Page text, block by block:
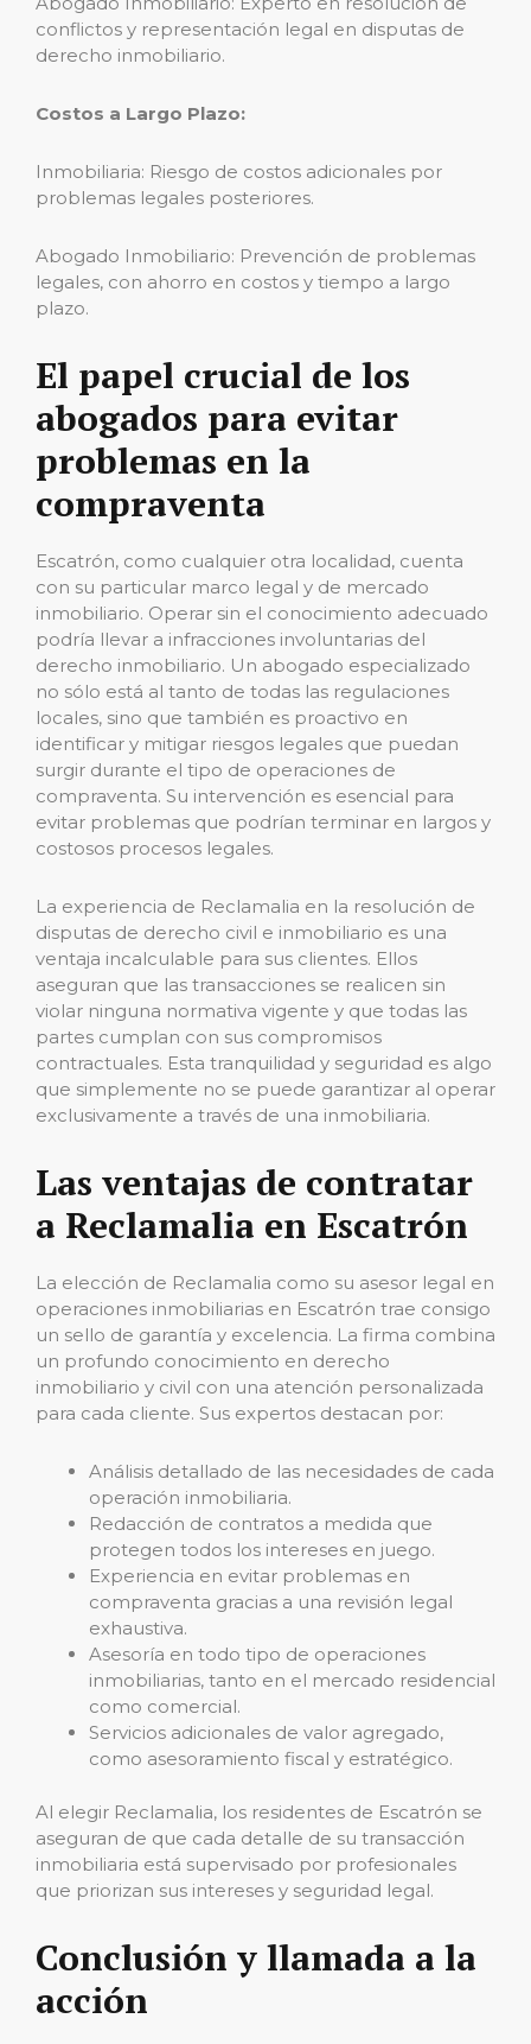
conflictos y representación legal en disputas de
derecho inmobiliario.
Costos a Largo Plazo:
Inmobiliaria: Riesgo de costos adicionales por
problemas legales posteriores.
Abogado Inmobiliario: Prevención de problemas
legales, con ahorro en costos y tiempo a largo
plazo.
El papel crucial de los
abogados para evitar
problemas en la
compraventa
Escatrón, como cualquier otra localidad, cuenta
con su particular marco legal y de mercado
inmobiliario. Operar sin el conocimiento adecuado
podría llevar a infracciones involuntarias del
derecho inmobiliario. Un abogado especializado
no sólo está al tanto de todas las regulaciones
locales, sino que también es proactivo en
identificar y mitigar riesgos legales que puedan
surgir durante el tipo de operaciones de
compraventa. Su intervención es esencial para
evitar problemas que podrían terminar en largos y
costosos procesos legales.
La experiencia de Reclamalia en la resolución de
disputas de derecho civil e inmobiliario es una
ventaja incalculable para sus clientes. Ellos
aseguran que las transacciones se realicen sin
violar ninguna normativa vigente y que todas las
partes cumplan con sus compromisos
contractuales. Esta tranquilidad y seguridad es algo
que simplemente no se puede garantizar al operar
exclusivamente a través de una inmobiliaria.
Las ventajas de contratar
a Reclamalia en Escatrón
La elección de Reclamalia como su asesor legal en
operaciones inmobiliarias en Escatrón trae consigo
un sello de garantía y excelencia. La firma combina
un profundo conocimiento en derecho
inmobiliario y civil con una atención personalizada
para cada cliente. Sus expertos destacan por:
Análisis detallado de las necesidades de cada
operación inmobiliaria.
Redacción de contratos a medida que
protegen todos los intereses en juego.
Experiencia en evitar problemas en
compraventa gracias a una revisión legal
exhaustiva.
Asesoría en todo tipo de operaciones
inmobiliarias, tanto en el mercado residencial
como comercial.
Servicios adicionales de valor agregado,
como asesoramiento fiscal y estratégico.
Al elegir Reclamalia, los residentes de Escatrón se
aseguran de que cada detalle de su transacción
inmobiliaria está supervisado por profesionales
que priorizan sus intereses y seguridad legal.
Conclusión y llamada a la
acción